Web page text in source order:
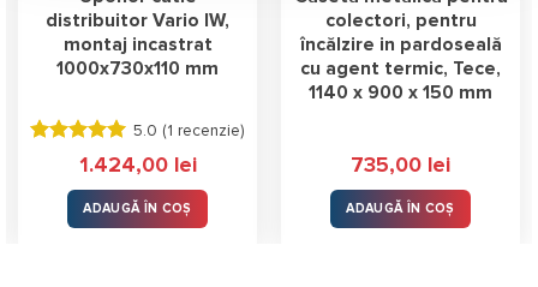
distribuitor Vario IW,
montaj incastrat
1000x730x110 mm
Evaluat la
stele
din 5
5.0 (1 recenzie)
1.424,00 lei
ADAUGĂ ÎN COȘ
colectori, pentru
încălzire in pardoseală
cu agent termic, Tece,
1140 x 900 x 150 mm
735,00 lei
ADAUGĂ ÎN COȘ